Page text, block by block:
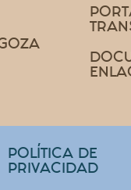
POLÍTICA DE
PRIVACIDAD